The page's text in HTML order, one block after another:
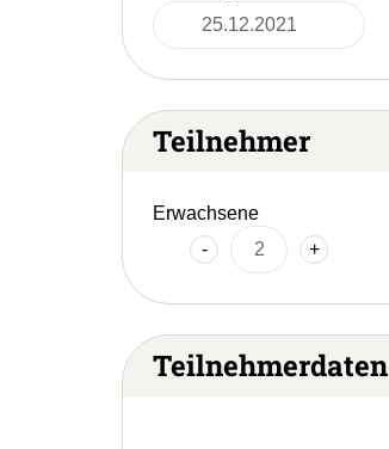
Teilnehmer
Erwachsene
-
+
Teilnehmerdaten